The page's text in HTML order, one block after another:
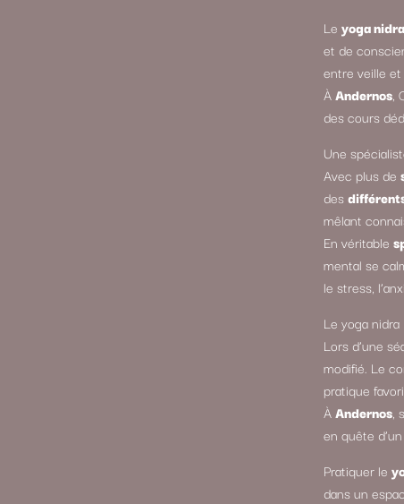
Le yoga nidra
et de
entre veille
ÀAndernos,
des cours
Une
Avec plus de
des
mêlant
En véritable
mental se
le stress,
Le yoga
Lors d’une
modifié. Le
pratique
ÀAndernos,
en quête
Pratiquer le
dans un